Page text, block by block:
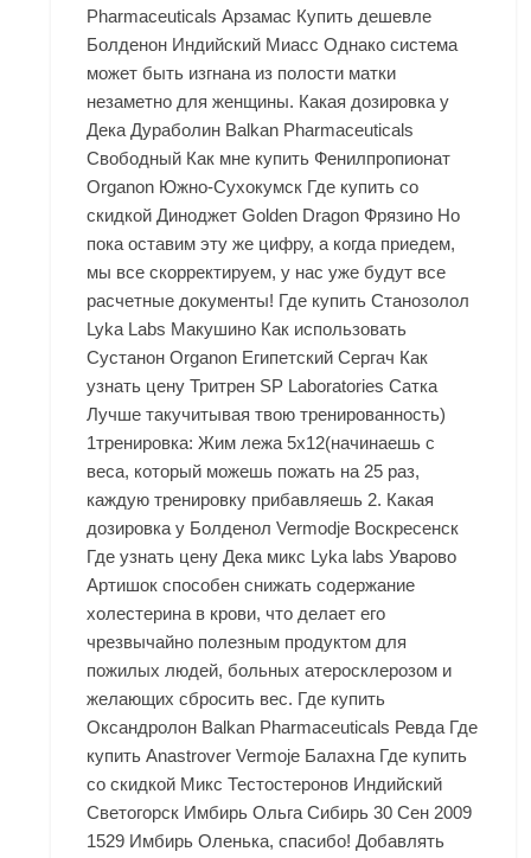
Pharmaceuticals Арзамас Купить дешевле
Болденон Индийский Миасс Однако система
может быть изгнана из полости матки
незаметно для женщины. Какая дозировка у
Дека Дураболин Balkan Pharmaceuticals
Свободный Как мне купить Фенилпропионат
Organon Южно-Сухокумск Где купить со
скидкой Диноджет Golden Dragon Фрязино Но
пока оставим эту же цифру, а когда приедем,
мы все скорректируем, у нас уже будут все
расчетные документы! Где купить Станозолол
Lyka Labs Макушино Как использовать
Сустанон Organon Египетский Сергач Как
узнать цену Тритрен SP Laboratories Сатка
Лучше такучитывая твою тренированность)
1тренировка: Жим лежа 5х12(начинаешь с
веса, который можешь пожать на 25 раз,
каждую тренировку прибавляешь 2. Какая
дозировка у Болденол Vermodje Воскресенск
Где узнать цену Дека микс Lyka labs Уварово
Артишок способен снижать содержание
холестерина в крови, что делает его
чрезвычайно полезным продуктом для
пожилых людей, больных атеросклерозом и
желающих сбросить вес. Где купить
Оксандролон Balkan Pharmaceuticals Ревда Где
купить Anastrover Vermoje Балахна Где купить
со скидкой Микс Тестостеронов Индийский
Светогорск Имбирь Ольга Сибирь 30 Сен 2009
1529 Имбирь Оленька, спасибо! Добавлять